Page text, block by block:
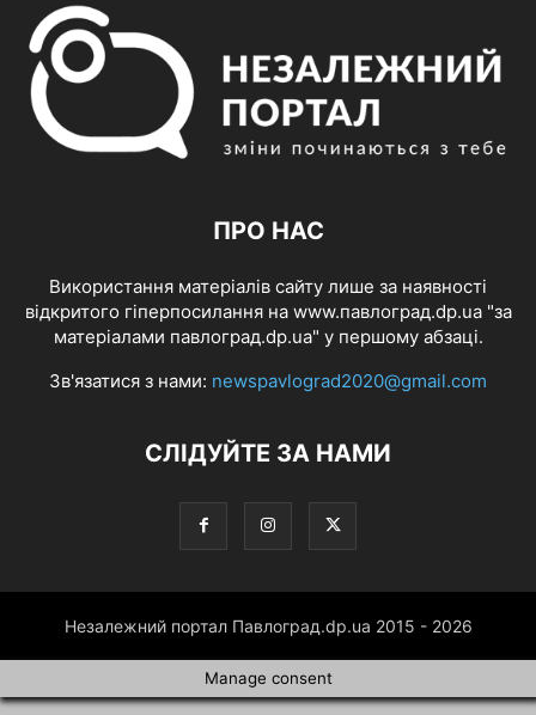
ПРО НАС
Використання матеріалів сайту лише за наявності
відкритого гіперпосилання на www.павлоград.dp.ua "за
матеріалами павлоград.dp.ua" у першому абзаці.
Зв'язатися з нами: newspavlograd2020@gmail.com
СЛІДУЙТЕ ЗА НАМИ
Незалежний портал Павлоград.dp.ua 2015 - 2026
Manage consent